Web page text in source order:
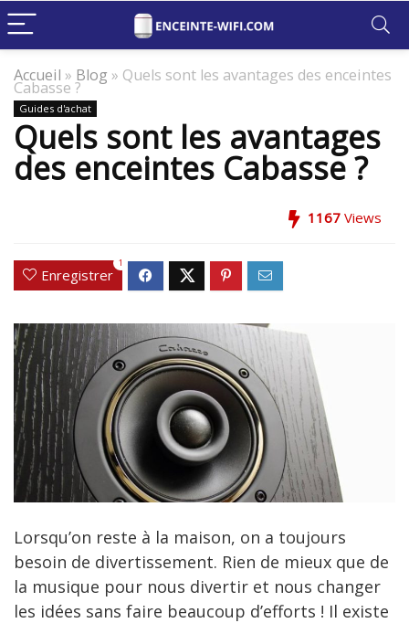
Accueil » Blog » Quels sont les avantages des enceintes
Cabasse ?
Guides d'achat
Quels sont les avantages
des enceintes Cabasse ?
1167 Views
Enregistrer
1
Lorsqu’on reste à la maison, on a toujours
besoin de divertissement. Rien de mieux que de
la musique pour nous divertir et nous changer
les idées sans faire beaucoup d’efforts ! Il existe